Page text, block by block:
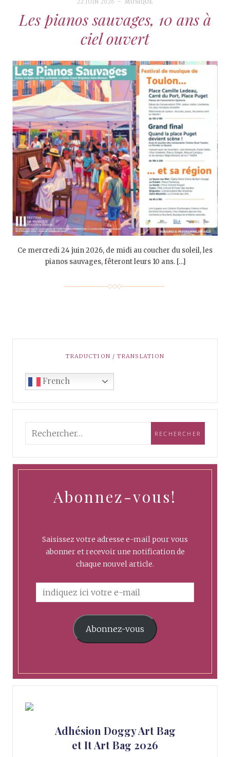
22 JUIN 2026 MUSIQUE
Les pianos sauvages, 10 ans à
ciel ouvert
Ce mercredi 24 juin 2026, de midi au coucher du soleil, les
pianos sauvages, fêteront leurs 10 ans. […]
TRADUCTION / TRANSLATION
French
Abonnez-vous!
Saisissez votre adresse e-mail pour vous
abonner et recevoir une notification de
chaque nouvel article.
Abonnez-vous
Adhésion Doggy Art Bag
et It Art Bag 2026